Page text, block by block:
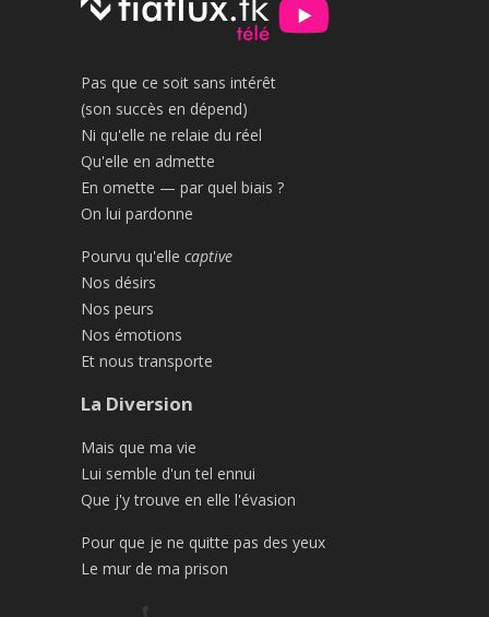
Pas que ce soit sans intérêt
(son succès en dépend)
Ni qu'elle ne relaie du réel
Qu'elle en admette
En omette — par quel biais ?
On lui pardonne
Pourvu qu'elle captive
Nos désirs
Nos peurs
Nos émotions
Et nous transporte
La Diversion
Mais que ma vie
Lui semble d'un tel ennui
Que j'y trouve en elle l'évasion
Pour que je ne quitte pas des yeux
Le mur de ma prison